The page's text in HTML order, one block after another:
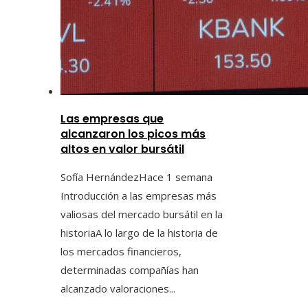
Las empresas que
alcanzaron los picos más
altos en valor bursátil
Sofía HernándezHace 1 semana
Introducción a las empresas más
valiosas del mercado bursátil en la
historiaA lo largo de la historia de
los mercados financieros,
determinadas compañías han
alcanzado valoraciones...